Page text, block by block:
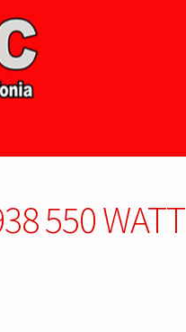
550 WATT